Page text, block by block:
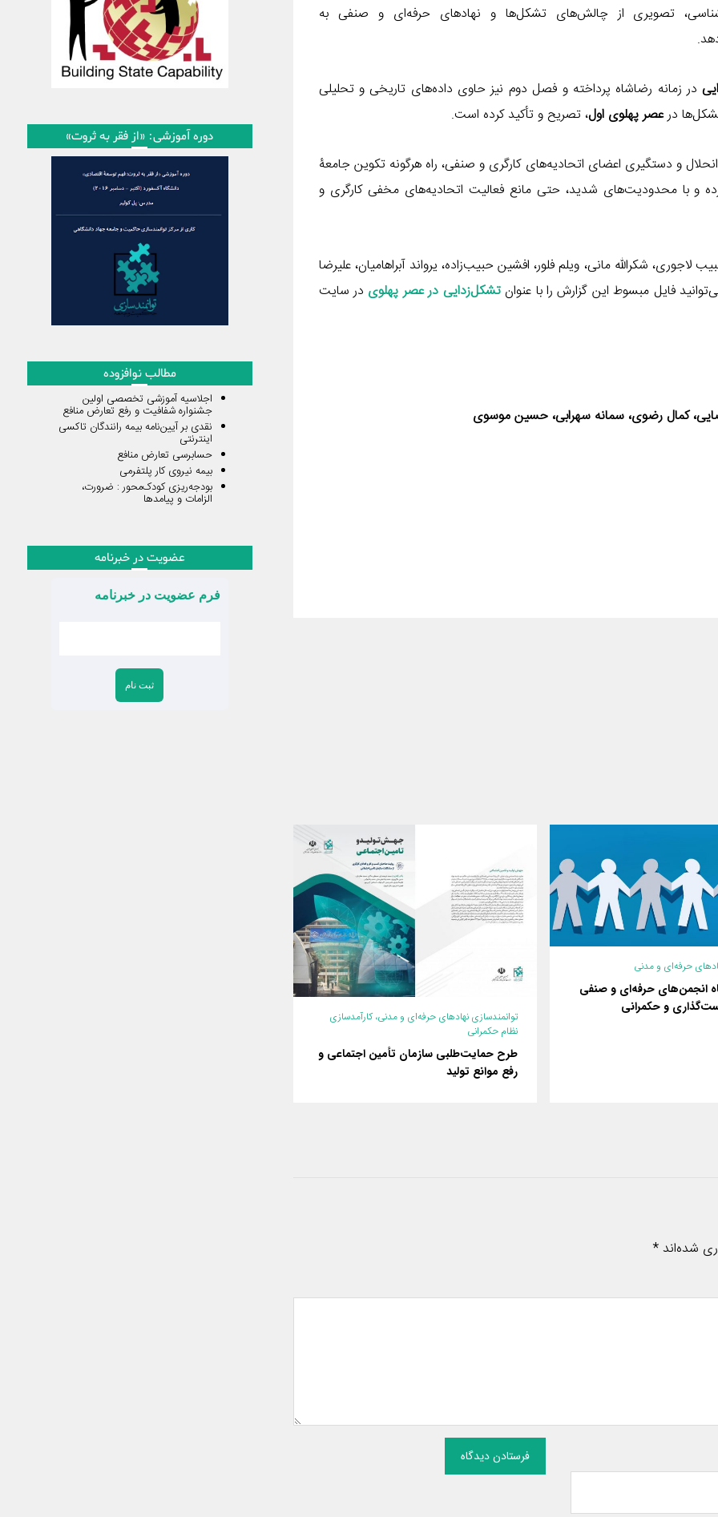
تصویری از چالش‌های تشکل‌ها و نهادهای حرفه‌ای و صنفی به
در زمانه رضاشاه پرداخته و فصل دوم نیز حاوی داده‌های تاریخی و تحلیلی
درعصر پهلوی اول، تصریح و تأکید کرده است.
و دستگیری اعضای اتحادیه‌های کارگری و صنفی، راه هرگونه تکوین جامعۀ
و با محدودیت‌های شدید، حتی مانع فعالیت اتحادیه‌های مخفی کارگری و
شکرالله مانی، ویلم فلور، افشین حبیب‌زاده، یرواند آبراهامیان، علیرضا
فایل مبسوط این گزارش را با عنوان تشکل‌زدایی در عصر پهلوی در سایت
کمال رضوی، سمانه سهرابی، حسین موسوی
حرفه‌ای و مدنی
انجمن‌های حرفه‌ای و صنفی
و حکمرانی
توانمندسازی نهادهای حرفه‌ای و مدنی،کارآمدسازی
نظام حکمرانی
طرح حمایت‌طلبی سازمان تأمین اجتماعی و
رفع موانع تولید
شده‌اند*
فرستادن دیدگاه
دوره آموزشی: «از فقر به ثروت»
مطالب نوافزوده
اجلاسیه آموزشی تخصصی اولین
جشنواره شفافیت و رفع تعارض منافع
نقدی بر آیین‌نامه بیمه رانندگان تاکسی
اینترنتی
حسابرسی تعارض منافع
بیمه نیروی کار پلتفرمی
بودجه‌ریزی کودک‌محور : ضرورت،
الزامات و پیامدها
عضویت در خبرنامه
فرم عضویت در خبرنامه